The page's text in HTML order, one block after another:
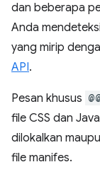
dan beberapa
Anda
yang mirip
API.
Pesan khusus
file CSS dan
dilokalkan
file manifes.